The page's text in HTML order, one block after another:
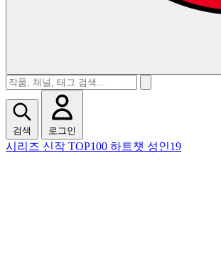
검색 로그인
시리즈 신작 TOP100 하트챗 성인19